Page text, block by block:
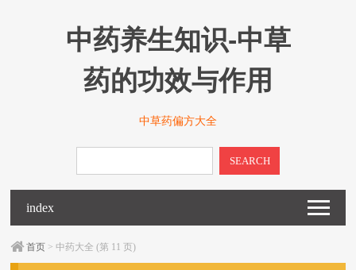
中药养生知识-中草
药的功效与作用
中草药偏方大全
SEARCH
index
首页 > 中药大全 (第 11 页)